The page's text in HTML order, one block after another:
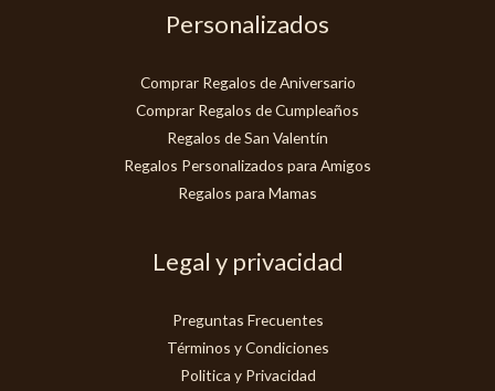
Personalizados
Comprar Regalos de Aniversario
Comprar Regalos de Cumpleaños
Regalos de San Valentín
Regalos Personalizados para Amigos
Regalos para Mamas
Legal y privacidad
Preguntas Frecuentes
Términos y Condiciones
Politica y Privacidad